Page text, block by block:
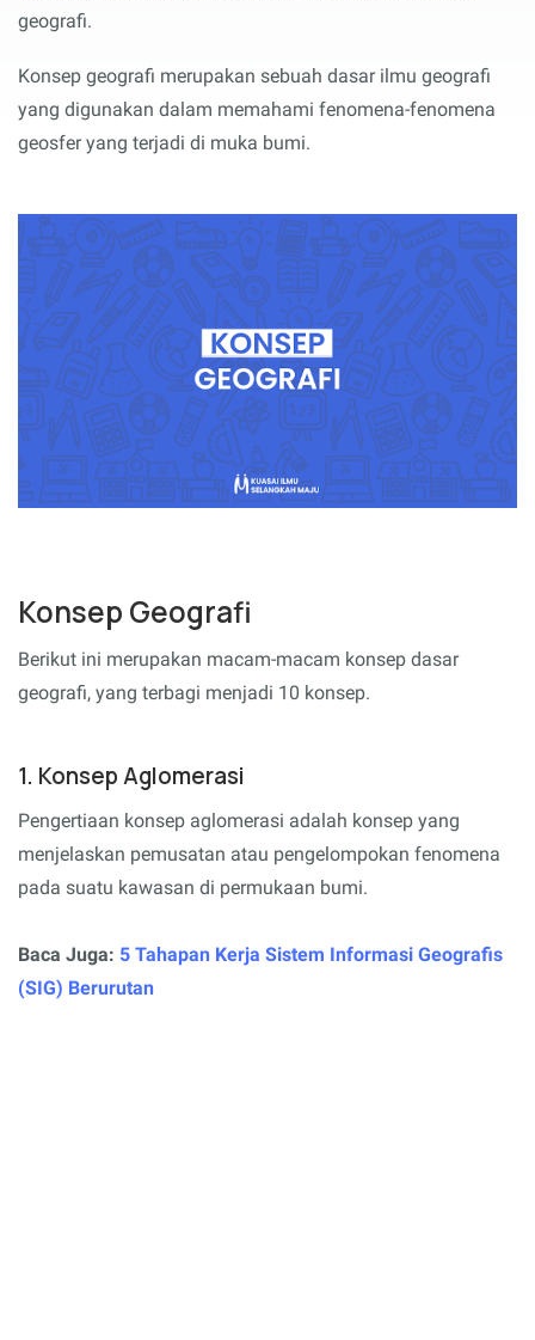
geografi.
Konsep geografi merupakan sebuah dasar ilmu geografi
yang digunakan dalam memahami fenomena-fenomena
geosfer yang terjadi di muka bumi.
Konsep Geografi
Berikut ini merupakan macam-macam konsep dasar
geografi, yang terbagi menjadi 10 konsep.
1. Konsep Aglomerasi
Pengertiaan konsep aglomerasi adalah konsep yang
menjelaskan pemusatan atau pengelompokan fenomena
pada suatu kawasan di permukaan bumi.
Baca Juga: 5 Tahapan Kerja Sistem Informasi Geografis
(SIG) Berurutan